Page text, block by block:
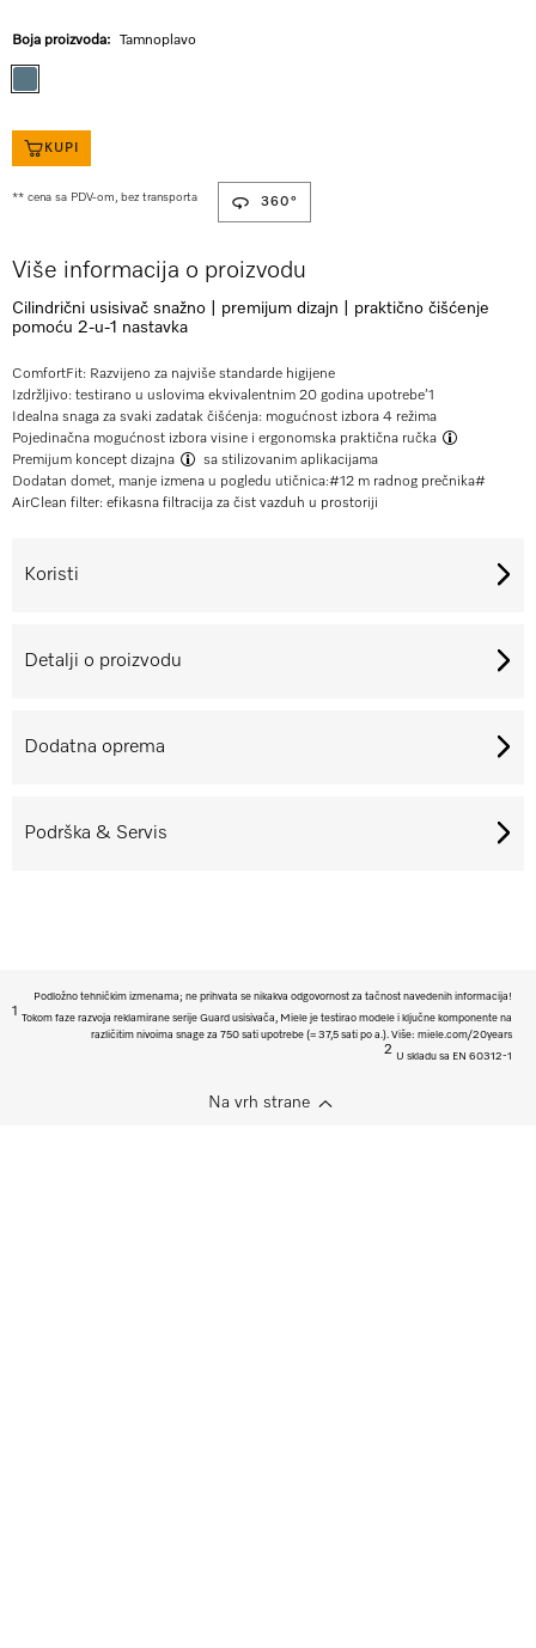
360°
Boja proizvoda: Tamnoplavo
KUPI
** cena sa PDV-om, bez transporta
Više informacija o proizvodu
Cilindrični usisivač snažno | premijum dizajn | praktično čišćenje
pomoću 2-u-1 nastavka
ComfortFit: Razvijeno za najviše standarde higijene
Izdržljivo: testirano u uslovima ekvivalentnim 20 godina upotrebe’1
Idealna snaga za svaki zadatak čišćenja: mogućnost izbora 4 režima
Pojedinačna mogućnost izbora visine i ergonomska praktična ručka
Premijum koncept dizajna
sa stilizovanim aplikacijama
Dodatan domet, manje izmena u pogledu utičnica:#12 m radnog prečnika#
AirClean filter: efikasna filtracija za čist vazduh u prostoriji
Koristi
Detalji o proizvodu
Dodatna oprema
Podrška & Servis
Podložno tehničkim izmenama; ne prihvata se nikakva odgovornost za tačnost navedenih informacija!
1
Tokom faze razvoja reklamirane serije Guard usisivača, Miele je testirao modele i ključne komponente na
različitim nivoima snage za 750 sati upotrebe (= 37,5 sati po a.). Više: miele.com/20years
2
U skladu sa EN 60312-1
Na vrh strane